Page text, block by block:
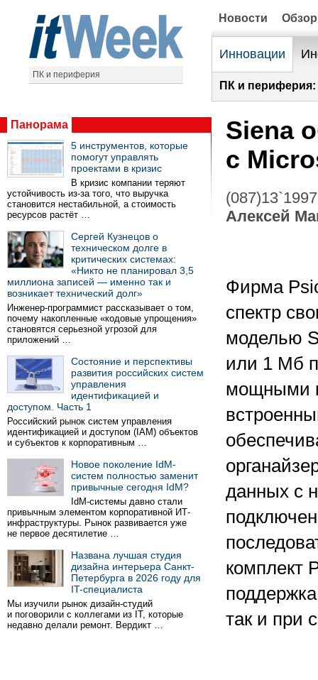
ПК и периферия
Новости
Инновации
ПК и периферия:
Панорама
5 инструментов, которые
помогут управлять
проектами в кризис
В кризис компании теряют
устойчивость из-за того, что выручка
становится нестабильной, а стоимость
ресурсов растёт …
Сергей Кузнецов о
техническом долге в
критических системах:
«Никто не планировал 3,5
миллиона записей — именно так и
возникает технический долг»
Инженер-программист рассказывает о том,
почему накопленные «кодовые упрощения»
становятся серьезной угрозой для
приложений …
Состояние и перспективы
развития российских систем
управления
идентификацией и
доступом. Часть 1
Российский рынок систем управления
идентификацией и доступом (IAM) объектов
и субъектов к корпоративным …
Новое поколение IdM-
систем полностью заменит
привычные сегодня IdM?
IdM-системы давно стали
привычным элементом корпоративной ИТ-
инфраструктуры. Рынок развивается уже
не первое десятилетие …
Названа лучшая студия
дизайна интерьера Санкт-
Петербурга в 2026 году для
IT-специалиста
Мы изучили рынок дизайн-студий
и поговорили с коллегами из IT, которые
недавно делали ремонт. Вердикт …
Siena
с
(087)13`1997
Алексей
Фирма
спектр
моделью
или 1 Мб
мощными
данных с
комплект
так и при